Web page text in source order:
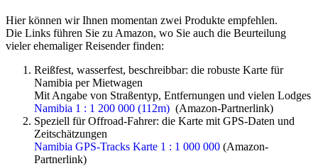
Hier können wir Ihnen momentan zwei Produkte empfehlen.
Die Links führen Sie zu Amazon, wo Sie auch die Beurteilung
vieler ehemaliger Reisender finden:
Reißfest, wasserfest, beschreibbar: die robuste Karte für
Namibia per Mietwagen
Mit Angabe von Straßentyp, Entfernungen und vielen Lodges
Namibia 1 : 1 200 000 (112m) (Amazon-Partnerlink)
Speziell für Offroad-Fahrer: die Karte mit GPS-Daten und
Zeitschätzungen
Namibia GPS-Tracks Karte 1 : 1 000 000 (Amazon-
Partnerlink)